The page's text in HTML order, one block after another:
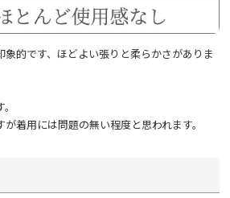
的です、ほどよい張りと柔らかさがありま
着用には問題の無い程度と思われます。